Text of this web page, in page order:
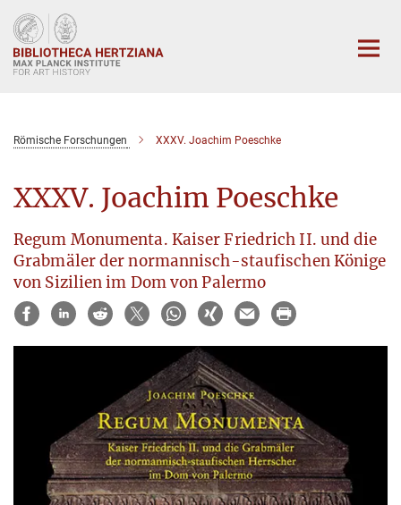
Main-
Content
Römische Forschungen XXXV. Joachim Poeschke
XXXV. Joachim Poeschke
Regum Monumenta. Kaiser Friedrich II. und die
Grabmäler der normannisch-staufischen Könige
von Sizilien im Dom von Palermo